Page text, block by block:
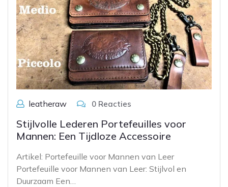
leatheraw 0 Reacties
Stijlvolle Lederen Portefeuilles voor
Mannen: Een Tijdloze Accessoire
Artikel: Portefeuille voor Mannen van Leer
Portefeuille voor Mannen van Leer: Stijlvol en
Duurzaam Een…